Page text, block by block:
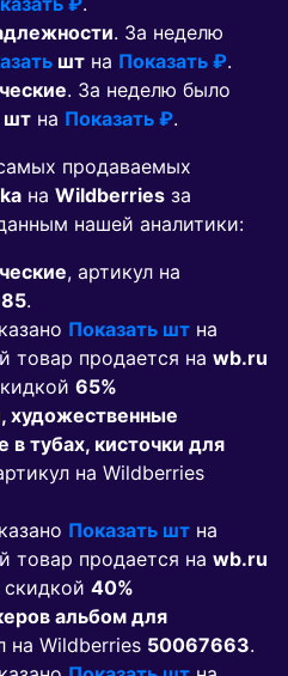
. За неделю
шт на Показать ₽.
. За неделю было
шт на Показать ₽.
продаваемых
на Wildberries за
нашей аналитики:
, артикул на
.
Показать шт на
товар продается на wb.ru
65%
художественные
тубах, кисточки для
на Wildberries
Показать шт на
товар продается на wb.ru
40%
альбом для
на Wildberries 50067663.